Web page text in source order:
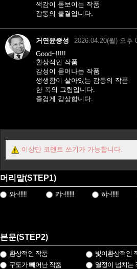
색감이 돋보이는 작품
감동의 물결입니다.
거연윤종성 2026.04.20(월) 오후
Good~!!!!!
환상적인 작품
감성이 묻어나는 작품
생생함이 살아있는 감동의 작품
한 폭의 그림입니다.
즐겁게 감상합니다.
이상만 코멘트 쓰기가 가능합니다.
머리말(STEP1)
와~!!!!! 캬~!!!!!! 햐~!!!!!
본문(STEP2)
환상적인 작품 빛이환상적인
구도가 빼어난 작품
열정이 넘치는